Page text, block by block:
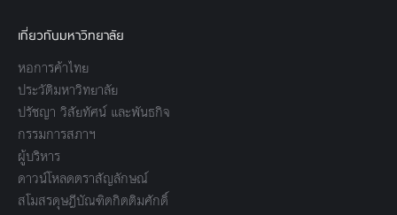
เกี่ยวกับมหาวิทยาลัย
หอการค้าไทย
ประวัติมหาวิทยาลัย
ปรัชญา วิสัยทัศน์ และพันธกิจ
กรรมการสภาฯ
ผู้บริหาร
ดาวน์โหลดตราสัญลักษณ์
สโมสรดุษฎีบัณฑิตกิตติมศักดิ์